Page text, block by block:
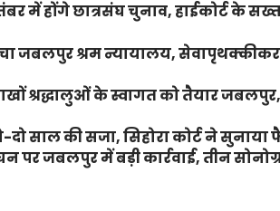
में होंगे छात्रसंघ चुनाव, हाईकोर्ट के
जबलपुर श्रम न्यायालय,
श्रद्धालुओं के स्वागत को तैयार
साल की सजा, सिहोरा कोर्ट ने
जबलपुर में बड़ी कार्रवाई, तीन